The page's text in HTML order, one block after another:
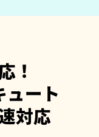
！
ュート
対応